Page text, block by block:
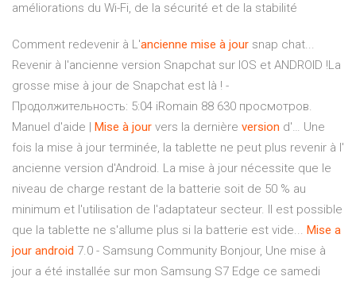
améliorations du Wi-Fi, de la sécurité et de la stabilité
Comment redevenir à L'ancienne mise à jour snap chat...
Revenir à l'ancienne version Snapchat sur IOS et ANDROID !La
grosse mise à jour de Snapchat est là ! -
Продолжительность: 5:04 iRomain 88 630 просмотров.
Manuel d'aide |
Mise à jour vers la dernière version d'… Une
fois la mise à jour terminée, la tablette ne peut plus revenir à l'
ancienne version d'Android. La mise à jour nécessite que le
niveau de charge restant de la batterie soit de 50 % au
minimum et l'utilisation de l'adaptateur secteur. Il est possible
que la tablette ne s'allume plus si la batterie est vide... Mise a
jour android 7.0 - Samsung Community Bonjour, Une mise à
jour a été installée sur mon Samsung S7 Edge ce samedi